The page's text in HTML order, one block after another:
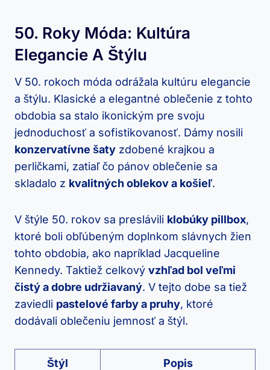
50. Roky Móda: Kultúra
Elegancie A Štýlu
V 50. rokoch móda odrážala kultúru elegancie
a štýlu. Klasické a elegantné oblečenie z tohto
obdobia sa stalo ikonickým pre svoju
jednoduchosť a sofistikovanosť. Dámy nosili
konzervatívne šaty zdobené krajkou a
perličkami, zatiaľ čo pánov oblečenie sa
skladalo z kvalitných oblekov a košieľ.
V štýle 50. rokov sa preslávili klobúky pillbox,
ktoré boli obľúbeným doplnkom slávnych žien
tohto obdobia, ako napríklad Jacqueline
Kennedy. Taktiež celkový vzhľad bol veľmi
čistý a dobre udržiavaný. V tejto dobe sa tiež
zaviedli pastelové farby a pruhy, ktoré
dodávali oblečeniu jemnosť a štýl.
Štýl Popis